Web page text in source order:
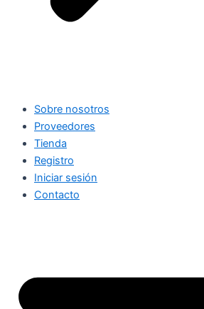
Sobre nosotros
Proveedores
Tienda
Registro
Iniciar sesión
Contacto